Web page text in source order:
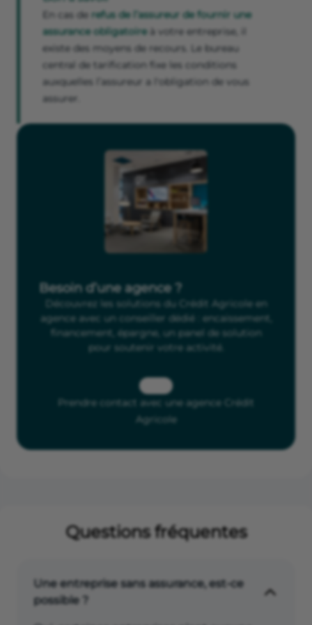
En cas de refus de l’assureur de fournir une
assurance obligatoireà votre entreprise, il
existe des moyens de recours. Le bureau
central de tarification fixe les conditions
auxquelles l’assureur a l'obligation de vous
assurer.
Besoin d’une agence ?
Découvrez les solutions du Crédit Agricole en
agence avec un conseiller dédié : encaissement,
financement, épargne, un panel de solution
pour soutenir votre activité.
Prendre contact avec une agence Crédit
Agricole
Questions fréquentes
Une entreprise sans assurance, est-ce
possible ?